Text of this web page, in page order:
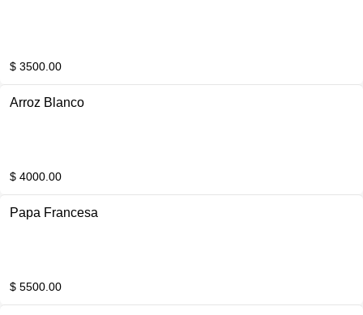
$ 3500.00
Arroz Blanco
$ 4000.00
Papa Francesa
$ 5500.00